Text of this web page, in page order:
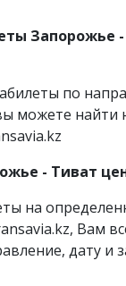
Запорожье -
по
можете найти
- Тиват
на
Вам
дату и